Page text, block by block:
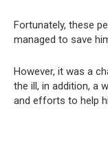
Fortunately, these
managed to save
However, it was a
the ill, in addition, a
and efforts to help